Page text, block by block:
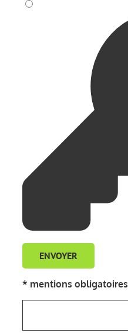
* mentions obligatoires